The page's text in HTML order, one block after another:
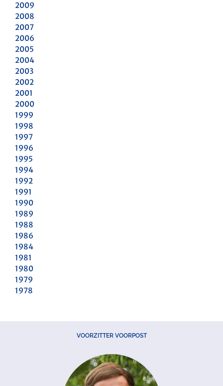
2009
2008
2007
2006
2005
2004
2003
2002
2001
2000
1999
1998
1997
1996
1995
1994
1992
1991
1990
1989
1988
1986
1984
1981
1980
1979
1978
VOORZITTER VOORPOST